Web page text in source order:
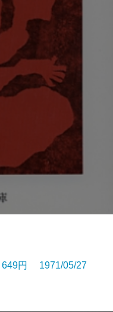
円 1971/05/27